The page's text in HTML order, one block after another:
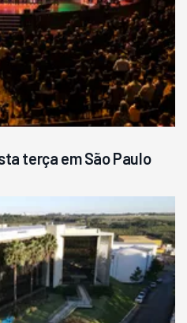
terça em São Paulo